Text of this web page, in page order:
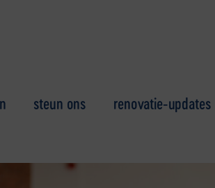
steun ons renovatie-updates